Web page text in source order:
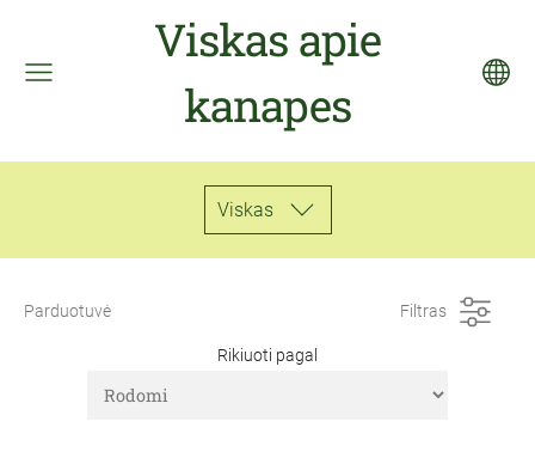
Viskas apie
kanapes
Viskas
Parduotuvė Filtras
Rikiuoti pagal